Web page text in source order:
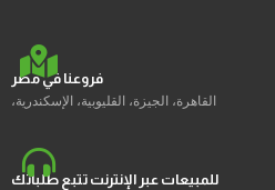
فروعنا في مصر
القاهرة، الجيزة، القليوبية، الإسكندرية،
للمبيعات عبر الإنترنت تتبع طلباتك